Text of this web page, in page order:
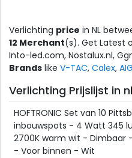
Verlichting price in NL
12 Merchant(s). Get Latest
Into-led.com, Nostalux.nl,
Brands like V-TAC, Calex,
Verlichting Prijslijst in
HOFTRONIC Set van 10
inbouwspots - 4 Watt 345
2700K warm wit - Dimbaar
- Voor binnen - Wit